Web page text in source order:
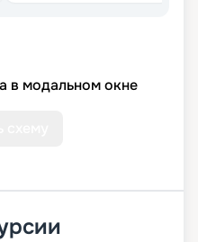
в модальном окне